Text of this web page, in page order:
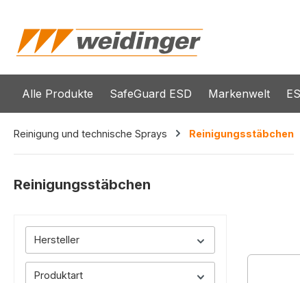
Alle Produkte SafeGuard ESD Markenwelt
Reinigung und technische Sprays Reinigungsstäbchen
Reinigungsstäbchen
Hersteller
Produktart